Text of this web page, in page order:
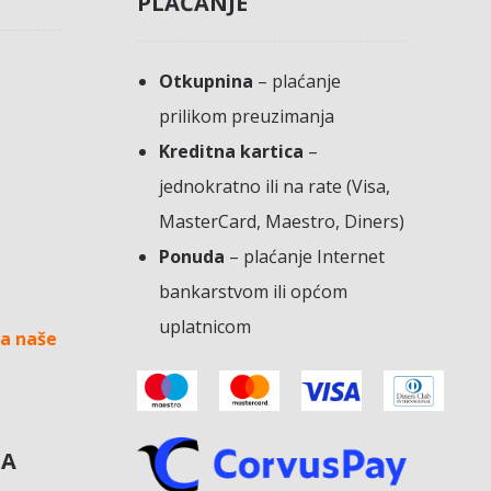
naše
Otkupnina – plaćanje
prilikom preuzimanja
Kreditna kartica –
jednokratno ili na rate (Visa,
MasterCard, Maestro, Diners)
Ponuda – plaćanje Internet
bankarstvom ili općom
uplatnicom